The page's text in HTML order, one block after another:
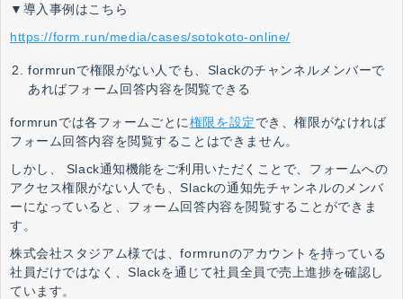
▼導入事例はこちら
https://form.run/media/cases/sotokoto-online/
formrunで権限がない人でも、Slackのチャンネルメンバーで
あればフォーム回答内容を閲覧できる
formrunでは各フォームごとに権限を設定でき、権限がなければ
フォーム回答内容を閲覧することはできません。
しかし、 Slack通知機能をご利用いただくことで、フォームへの
アクセス権限がない人でも、Slackの通知先チャンネルのメンバ
ーになっていると、フォーム回答内容を閲覧することができま
す。
株式会社スタジアム様では、formrunのアカウントを持っている
社員だけではなく、Slackを通じて社員全員で売上進捗を確認し
ています。